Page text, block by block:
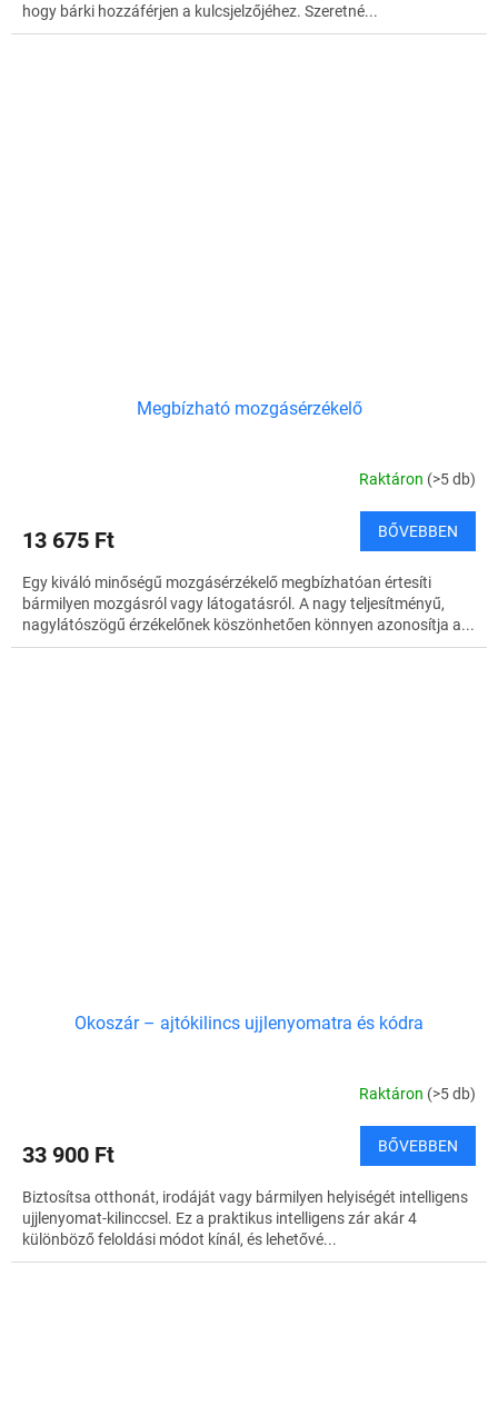
hogy bárki hozzáférjen a kulcsjelzőjéhez. Szeretné...
Megbízható mozgásérzékelő
Raktáron (>5 db)
13 675 Ft BŐVEBBEN
Egy kiváló minőségű mozgásérzékelő megbízhatóan értesíti
bármilyen mozgásról vagy látogatásról. A nagy teljesítményű,
nagylátószögű érzékelőnek köszönhetően könnyen azonosítja a...
Okoszár – ajtókilincs ujjlenyomatra és kódra
Raktáron (>5 db)
33 900 Ft BŐVEBBEN
Biztosítsa otthonát, irodáját vagy bármilyen helyiségét intelligens
ujjlenyomat-kilinccsel. Ez a praktikus intelligens zár akár 4
különböző feloldási módot kínál, és lehetővé...